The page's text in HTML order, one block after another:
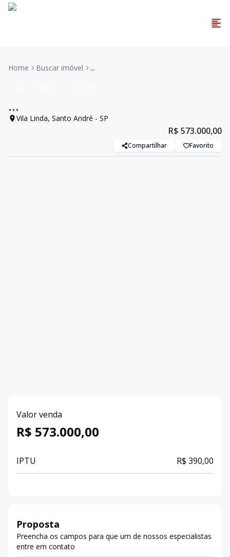
Home Buscar imóvel ...
...
Vila Linda, Santo André - SP
R$ 573.000,00
Compartilhar Favorito
Valor venda
R$ 573.000,00
IPTU R$ 390,00
Proposta
Preencha os campos para que um de nossos especialistas
entre em contato